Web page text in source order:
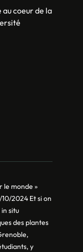
coeur de la
le monde »
2024 Et si on
situ
des plantes
y